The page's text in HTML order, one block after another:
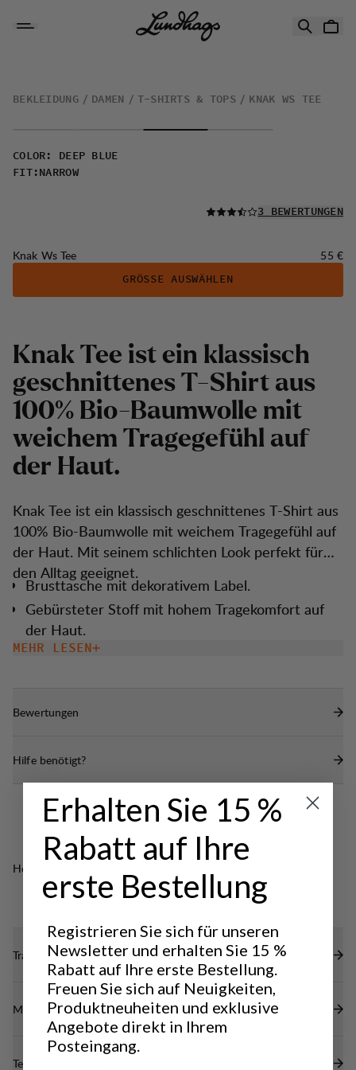
BEKLEIDUNG DAMEN T-SHIRTS & TOPS KNAK WS TEE
COLOR :
DEEP BLUE
FIT: NARROW
LESEN SIE ALLE
3 BEWERTUNGEN
Knak Ws Tee Preis:
55 €
GRÖSSE AUSWÄHLEN
Knak Tee ist ein klassisch
geschnittenes T-Shirt aus
100% Bio-Baumwolle mit
weichem Tragegefühl auf
der Haut.
Knak Tee ist ein klassisch geschnittenes T-Shirt aus
100% Bio-Baumwolle mit weichem Tragegefühl auf
der Haut. Mit seinem schlichten Look perfekt für
den Alltag geeignet.
Brusttasche mit dekorativem Label.
Gebürsteter Stoff mit hohem Tragekomfort auf
der Haut.
MEHR LESEN
Bewertungen
Hilfe benötigt?
Hervorragend für
OUTDOOR LIFE
Transparenz
Materialien
Technische Daten
Erhalten Sie 15 %
Rabatt auf Ihre
erste Bestellung
Registrieren Sie sich für unseren
Newsletter und erhalten Sie 15 %
Rabatt auf Ihre erste Bestellung.
Freuen Sie sich auf Neuigkeiten,
Produktneuheiten und exklusive
Angebote direkt in Ihrem
Posteingang.